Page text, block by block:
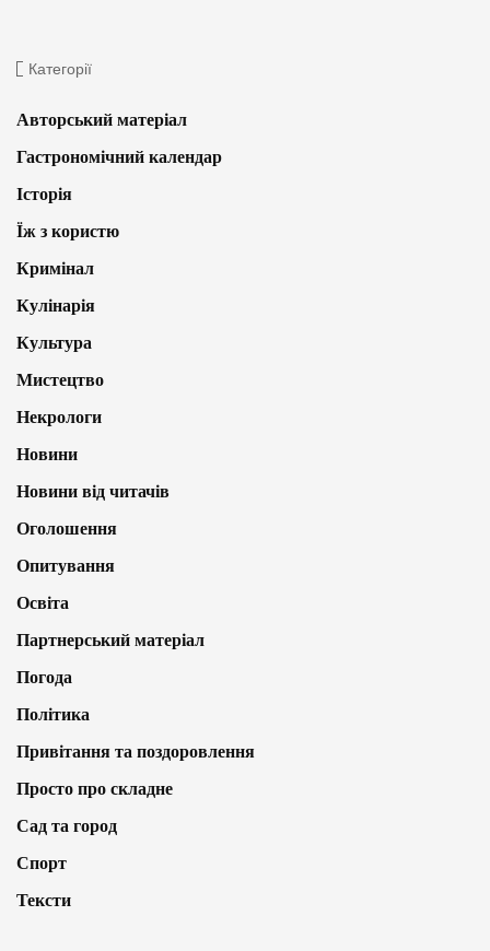
Категорії
Авторський матеріал
Гастрономічний календар
Історія
Їж з користю
Кримінал
Кулінарія
Культура
Мистецтво
Некрологи
Новини
Новини від читачів
Оголошення
Опитування
Освіта
Партнерський матеріал
Погода
Політика
Привітання та поздоровлення
Просто про складне
Сад та город
Спорт
Тексти